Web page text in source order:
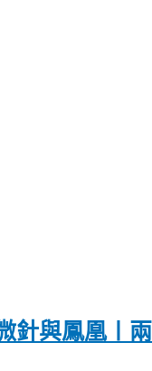
針與鳳凰〡